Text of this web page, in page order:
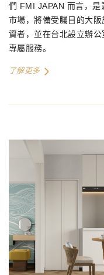
們 FMI JAPAN 而言，是
市場，將備受矚目的大阪
資者，並在台北設立辦
專屬服務。
了解更多